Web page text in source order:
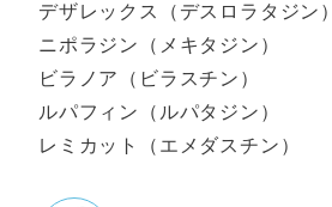
デザレックス（デスロラタジン）
ニポラジン（メキタジン）
ビラノア（ビラスチン）
ルパフィン（ルパタジン）
レミカット（エメダスチン）